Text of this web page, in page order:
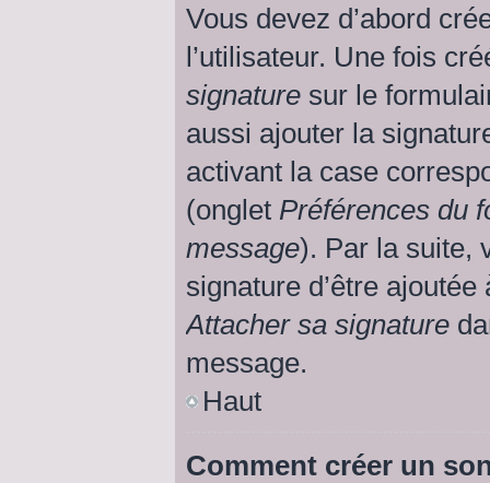
Vous devez d’abord
l’utilisateur. Une fois
signature sur le
aussi ajouter la
activant la case
(onglet Préférences du
message). Par la suite,
signature d’être
Attacher sa signature
message.
Haut
Comment créer un